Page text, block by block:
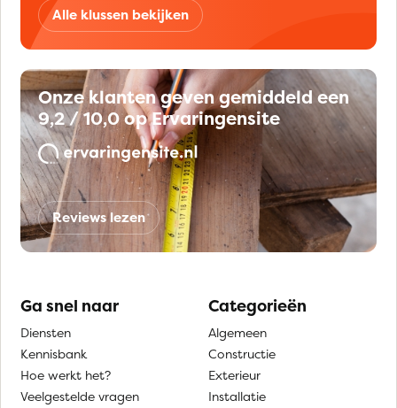
Alle klussen bekijken
Onze klanten geven gemiddeld een
9,2 / 10,0 op Ervaringensite
Reviews lezen
Ga snel naar
Diensten
Kennisbank
Hoe werkt het?
Veelgestelde vragen
Categorieën
Algemeen
Constructie
Exterieur
Installatie